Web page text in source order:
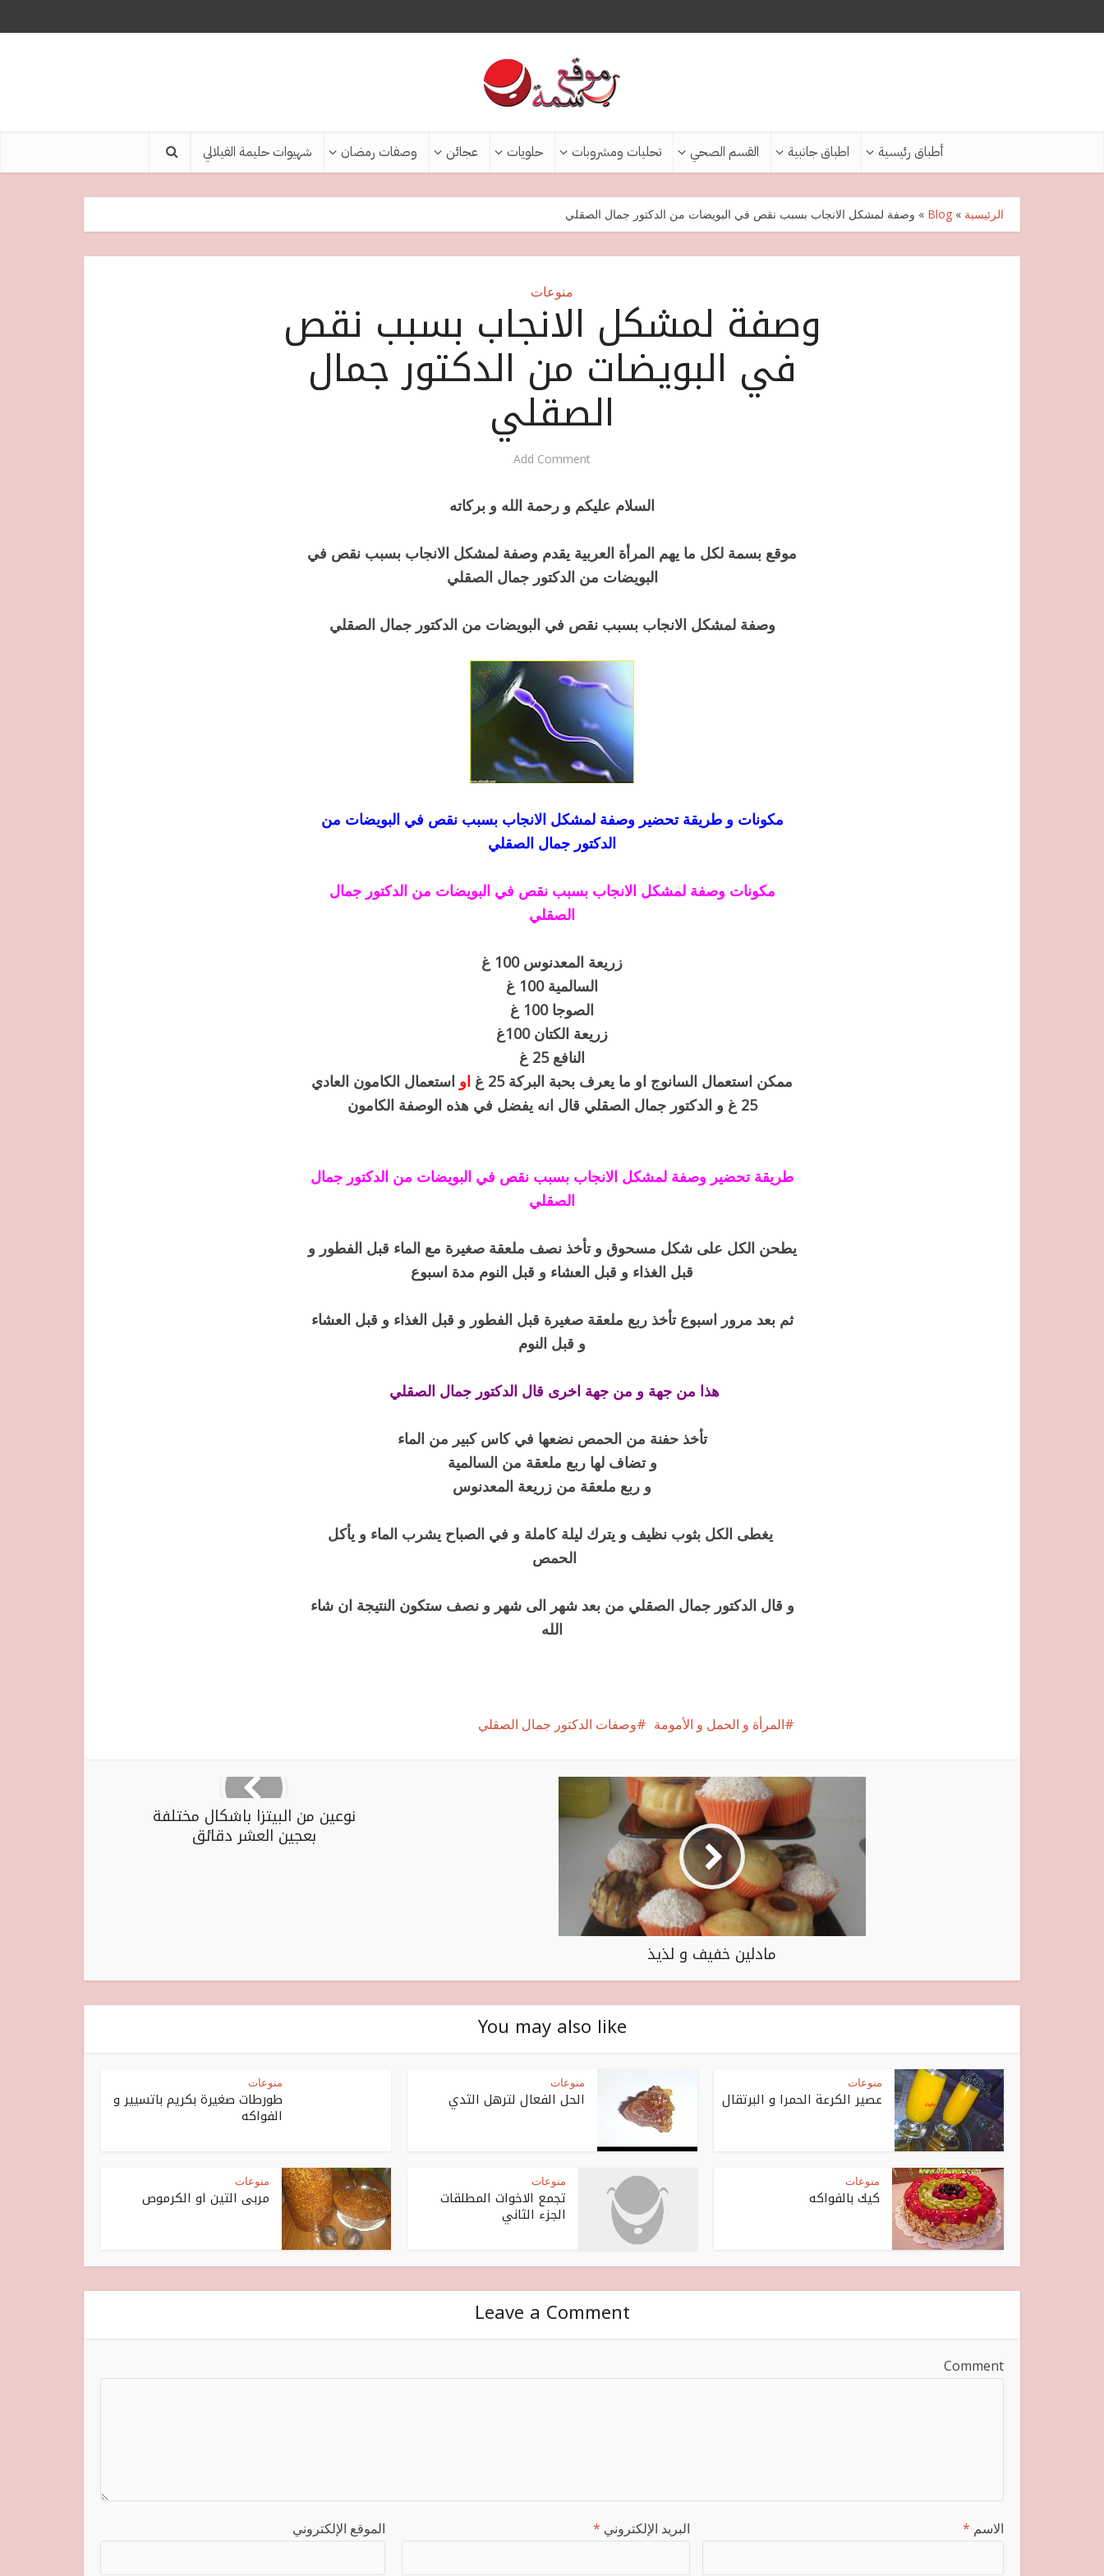
أطباق رئيسية اطباق جانبية القسم الصحي تحليات ومشروبات حلويات عجائن وصفات رمضان شهيوات حليمة الفيلالي
الرئيسية »
Blog
» وصفة لمشكل الانجاب بسبب نقص في البويضات من الدكتور جمال الصقلي
منوعات
وصفة لمشكل الانجاب بسبب نقص
في البويضات من الدكتور جمال
الصقلي
Add Comment
السلام عليكم و رحمة الله و بركاته
موقع بسمة لكل ما يهم المرأة العربية يقدم وصفة لمشكل الانجاب بسبب نقص في
البويضات من الدكتور جمال الصقلي
وصفة لمشكل الانجاب بسبب نقص في البويضات من الدكتور جمال الصقلي
مكونات و طريقة تحضير وصفة لمشكل الانجاب بسبب نقص في البويضات من
الدكتور جمال الصقلي
مكونات وصفة لمشكل الانجاب بسبب نقص في البويضات من الدكتور جمال
الصقلي
زريعة المعدنوس 100 غ
السالمية 100 غ
الصوجا 100 غ
زريعة الكتان 100غ
النافع 25 غ
ممكن استعمال السانوج او ما يعرف بحبة البركة 25 غ
او استعمال الكامون العادي
25 غ و الدكتور جمال الصقلي قال انه يفضل في هذه الوصفة الكامون
طريقة تحضير وصفة لمشكل الانجاب بسبب نقص في البويضات من الدكتور جمال
الصقلي
يطحن الكل على شكل مسحوق و تأخذ نصف ملعقة صغيرة مع الماء قبل الفطور و
قبل الغذاء و قبل العشاء و قبل النوم مدة اسبوع
ثم بعد مرور اسبوع تأخذ ربع ملعقة صغيرة قبل الفطور و قبل الغذاء و قبل العشاء
و قبل النوم
هذا من جهة و من جهة اخرى قال الدكتور جمال الصقلي
تأخذ حفنة من الحمص نضعها في كاس كبير من الماء
و تضاف لها ربع ملعقة من السالمية
و ربع ملعقة من زريعة المعدنوس
يغطى الكل بثوب نظيف و يترك ليلة كاملة و في الصباح يشرب الماء و يأكل
الحمص
و قال الدكتور جمال الصقلي من بعد شهر الى شهر و نصف ستكون النتيجة ان شاء
الله
المرأة و الحمل و الأمومة وصفات الدكتور جمال الصقلي
نوعين من البيتزا باشكال مختلفة
بعجين العشر دقائق
مادلين خفيف و لذيذ
You may also like
منوعات
عصير الكرعة الحمرا و البرتقال
منوعات
الحل الفعال لترهل الثدي
منوعات
طورطات صغيرة بكريم باتسيير و
الفواكه
منوعات
كيك بالفواكه
منوعات
تجمع الاخوات المطلقات
الجزء الثاني
منوعات
مربى التين او الكرموص
Leave a Comment
Comment
الاسم * البريد الإلكتروني * الموقع الإلكتروني